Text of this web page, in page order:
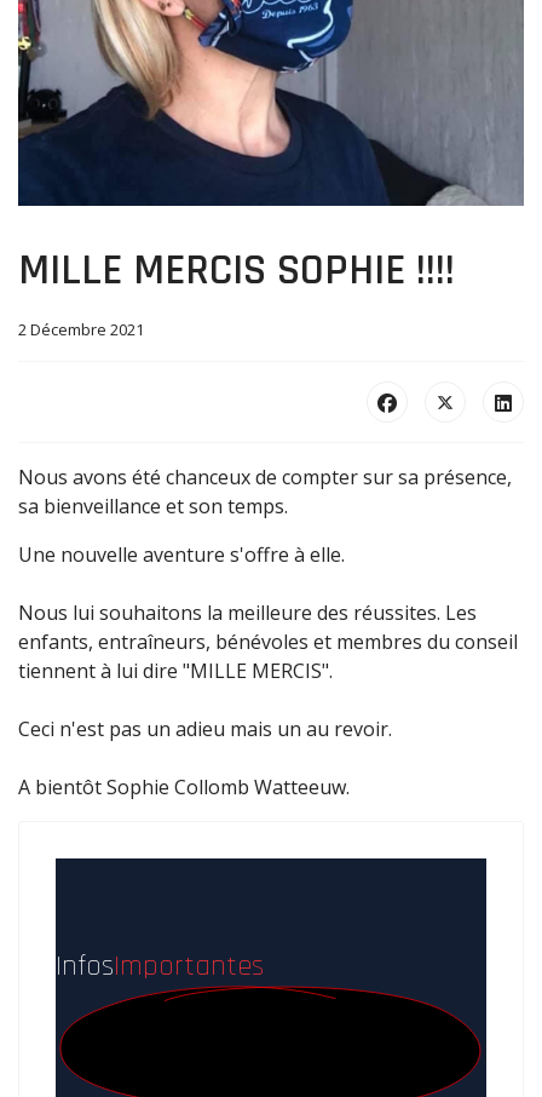
MILLE MERCIS SOPHIE !!!!
2 Décembre 2021
Nous avons été chanceux de compter sur sa présence,
sa bienveillance et son temps.
Une nouvelle aventure s'offre à elle.
Nous lui souhaitons la meilleure des réussites. Les
enfants, entraîneurs, bénévoles et membres du conseil
tiennent à lui dire "MILLE MERCIS".
Ceci n'est pas un adieu mais un au revoir.
A bientôt Sophie Collomb Watteeuw.
InfosImportantes